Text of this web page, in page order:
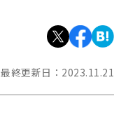
最終更新日： 2023.11.21